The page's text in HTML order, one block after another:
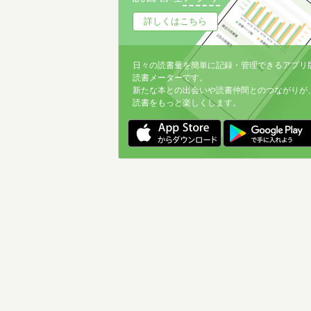
詳しくはこちら
日々の読書量を簡単に記録・管理できるアプリ
読書メーターです。
新たな本との出会いや読書仲間とのつながりが
読書をもっと楽しくします。